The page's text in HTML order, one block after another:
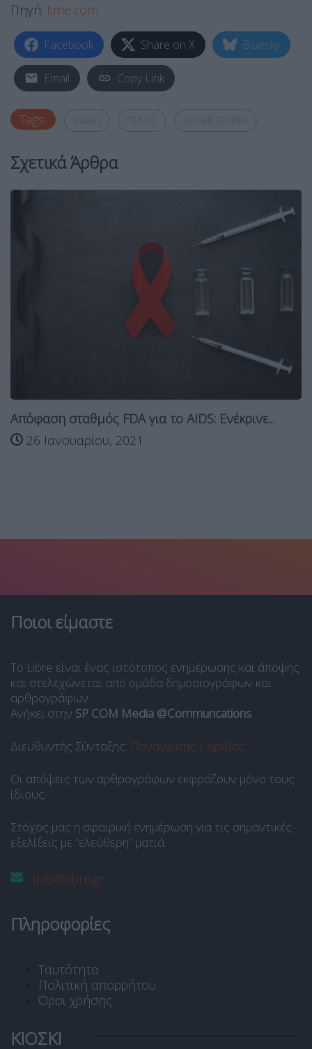
Πηγή: time.com
Facebook Share on X Bluesky
Email Copy Link
Tags:
Σχετικά Άρθρα
Απόφαση σταθμός FDA για το AIDS: Ενέκρινε...
26 Ιανουαρίου, 2021
Ποιοι είμαστε
Το Libre είναι ένας ιστότοπος ενημέρωσης και άποψης
και στελεχώνεται από ομάδα δημοσιογράφων και
αρθρογράφων.
Ανήκει στην SP COM Media @Communcations.
Διευθυντής Σύνταξης: Παναγιώτης Ι. Δρίβας.
Οι απόψεις των αρθρογράφων εκφράζουν μόνο τους
ίδιους.
Στόχος μας η σφαιρική ενημέρωση για τις σημαντικές
εξελίξεις με “ελεύθερη” ματιά.
info@libre.gr
Πληροφορίες
Ταυτότητα
Πολιτική απορρήτου
Όροι χρήσης
ΚΙΟΣΚΙ